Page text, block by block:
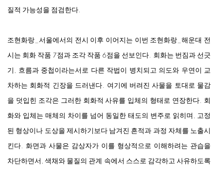
질적 가능성을 점검한다.
조현화랑_서울에서의 전시 이후 이어지는 이번 조현화랑_해운대 전
시는 회화 작품 7점과 조각 작품 6점을 선보인다. 회화는 번짐과 선긋
기, 흐름과 중첩이라는서로 다른 작법이 병치되고 의도와 우연이 교
차하는 회화적 긴장을 드러낸다. 여기에 버려진 사물을 토대로 물감
을 덧입힌 조각은 그러한 회화적 사유를 입체의 형태로 연장한다. 회
화와 입체는 매체의 차이를 넘어 동일한 태도의 변주로 읽히며, 고정
된 형상이나 도상을 제시하기보다 남겨진 흔적과 과정 자체를 노출시
킨다. 화면과 사물은 감상자가 이를 형상적으로 이해하려는 관습을
차단하면서, 색채와 물질의 관계 속에서 스스로 감각하고 사유하도록